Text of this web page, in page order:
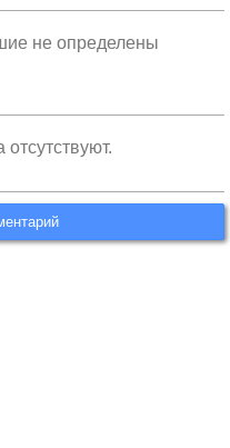
не определены